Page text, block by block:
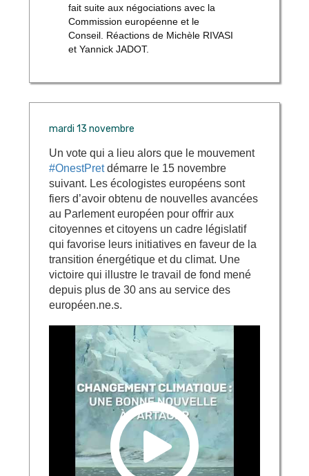
fait suite aux négociations avec la
Commission européenne et le
Conseil. Réactions de Michèle RIVASI
et Yannick JADOT.
mardi 13 novembre
Un vote qui a lieu alors que le mouvement
#OnestPretdémarre le 15 novembre
suivant. Les écologistes européens sont
fiers d’avoir obtenu de nouvelles avancées
au Parlement européen pour offrir aux
citoyennes et citoyens un cadre législatif
qui favorise leurs initiatives en faveur de la
transition énergétique et du climat. Une
victoire qui illustre le travail de fond mené
depuis plus de 30 ans au service des
européen.ne.s.